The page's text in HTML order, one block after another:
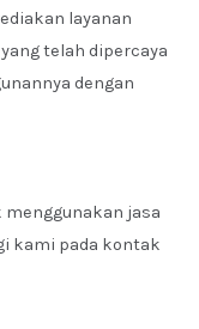
layanan
telah dipercaya
dengan
jasa
kami pada kontak